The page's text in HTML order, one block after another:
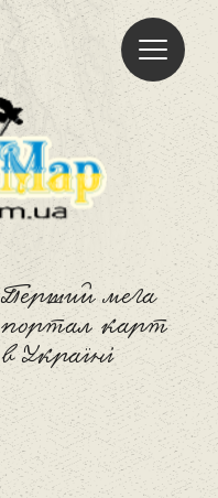
Freemap
Перший мега
портал карт
в Україні